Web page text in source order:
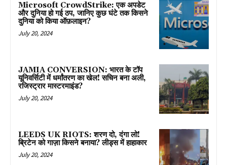
Microsoft CrowdStrike: एक अपडेट
और दुनिया हो गई ठप, जानिए कुछ घंटे तक किसने
दुनिया को किया ऑफ़लाइन?
July 20, 2024
JAMIA CONVERSION: भारत के टॉप
यूनिवर्सिटी में धर्मांतरण का खेल! सचिन बना अली,
रजिस्ट्रार मास्टरमाइंड?
July 20, 2024
LEEDS UK RIOTS: शरण दो, दंगा लो!
ब्रिटेन को गाज़ा किसने बनाया? लीड्स में हाहाकार
July 20, 2024